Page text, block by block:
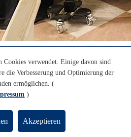
und Kristina
gemeinsam ein buntes
Chanson über Oper bis zu
In diesem Mittagskonzert werden
Cookies verwendet. Einige davon sind
die Verbesserung und Optimierung der
ermöglichen. (
)
Akzeptieren